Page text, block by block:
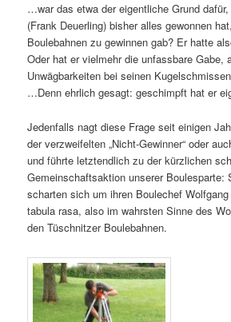
…war das etwa der eigentliche Grund
(Frank Deuerling) bisher alles gewonnen
Boulebahnen zu gewinnen gab? Er hatte
Oder hat er vielmehr die unfassbare Gabe,
Unwägbarkeiten bei seinen
…Denn ehrlich gesagt: geschimpft hat er
Jedenfalls nagt diese Frage seit einigen
der verzweifelten „Nicht-Gewinner“ oder
und führte letztendlich zu der kürzlichen
Gemeinschaftsaktion unserer Boulesparte:
scharten sich um ihren Boulechef
tabula rasa, also im wahrsten Sinne des
den Tüschnitzer Boulebahnen.